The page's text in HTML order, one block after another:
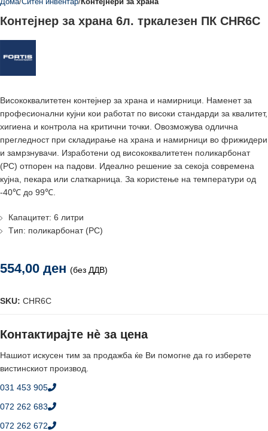
Дома Ситен инвентар Контејнери за храна
Контејнер за храна 6л. тркалезен ПК CHR6C
Висококвалитетен контејнер за храна и намирници. Наменет за
професионални кујни кои работат по високи стандарди за квалитет,
хигиена и контрола на критични точки. Овозможува одлична
прегледност при складирање на храна и намирници во фрижидери
и замрзнувачи. Изработени од висококвалитетен поликарбонат
(PC) отпорен на падови. Идеално решение за секоја современа
кујна, пекара или слаткарница. За користење на температури од
-40℃ до 99℃.
Капацитет: 6 литри
Tип: поликарбонат (PC)
554,00 ден (без ДДВ)
SKU: CHR6C
Контактирајте нè за цена
Нашиот искусен тим за продажба ќе Ви помогне да го изберете
вистинскиот производ.
031 453 905
072 262 683
072 262 672